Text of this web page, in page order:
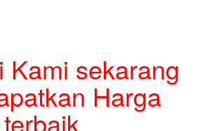
Kami sekarang
Harga
terbaik